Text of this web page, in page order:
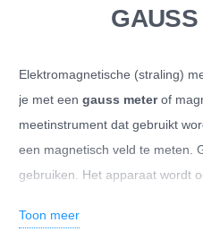
Elektromagnetische (straling)
je met een gauss meterof
meetinstrument dat gebruikt
een magnetisch veld te meten.
gebruiken. Het apparaat wordt
Toon meer